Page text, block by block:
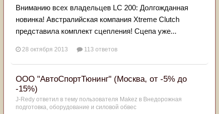
Вниманию всех владельцев LC 200: Долгожданная
новинка! Австралийская компания Xtreme Clutch
представила комплект сцепления! Сцепа уже...
28 октября 2013 113 ответов
ООО "АвтоСпортТюнинг" (Москва, от -5% до
-15%)
J-Redy ответил в тему пользователя Makez в Внедорожная
подготовка, оборудование и силовой обвес